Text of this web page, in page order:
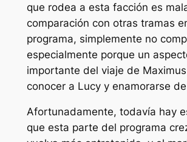
que rodea a esta facción es
comparación con otras tramas
programa, simplemente no
especialmente porque un
importante del viaje de
conocer a Lucy y enamorarse
Afortunadamente, todavía hay
que esta parte del programa